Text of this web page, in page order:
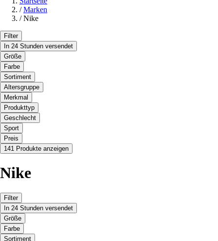
/ Marken
/ Nike
Filter
In 24 Stunden versendet
Größe
Farbe
Sortiment
Altersgruppe
Merkmal
Produkttyp
Geschlecht
Sport
Preis
141 Produkte anzeigen
Nike
Filter
In 24 Stunden versendet
Größe
Farbe
Sortiment